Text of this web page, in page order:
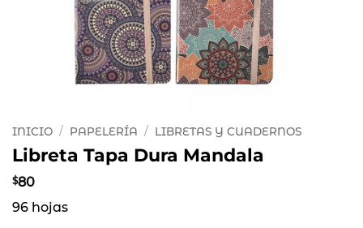
INICIO / PAPELERÍA / LIBRETAS Y CUADERNOS
Libreta Tapa Dura Mandala
$80
96 hojas